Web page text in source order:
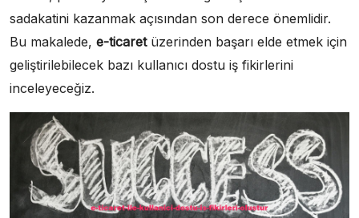
sadakatini kazanmak açısından son derece önemlidir.
Bu makalede, e-ticaretüzerinden başarı elde etmek için
geliştirilebilecek bazı kullanıcı dostu iş fikirlerini
inceleyeceğiz.